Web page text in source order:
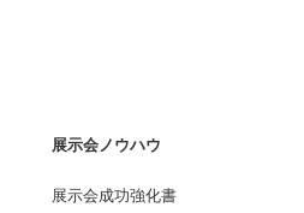
展示会ノウハウ
展示会成功強化書